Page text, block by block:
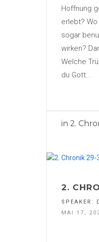
Hoffnung
erlebt?
sogar
wirken?
Welche
du Gott...
in 2.
2.
SPEAKER:
MAI 17,